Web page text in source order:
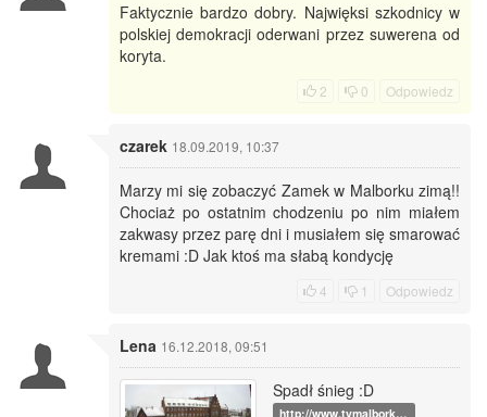
Faktycznie bardzo dobry. Najwięksi szkodnicy w
polskiej demokracji oderwani przez suwerena od
koryta.
2 0 Odpowiedz
czarek 18.09.2019, 10:37
Marzy mi się zobaczyć Zamek w Malborku zimą!!
Chociaż po ostatnim chodzeniu po nim miałem
zakwasy przez parę dni i musiałem się smarować
kremami :D Jak ktoś ma słabą kondycję
4 1 Odpowiedz
Lena 16.12.2018, 09:51
Spadł śnieg :D
http://www.tvmalbork…